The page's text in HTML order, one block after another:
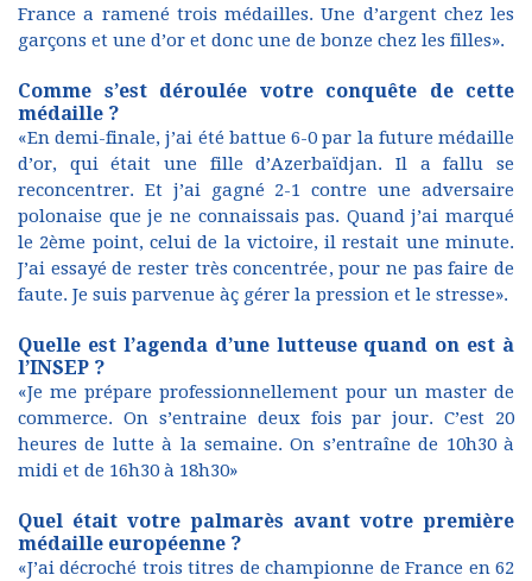
France a ramené trois médailles. Une d’argent chez les
garçons et une d’or et donc une de bonze chez les filles».
Comme s’est déroulée votre conquête de cette
médaille ?
«En demi-finale, j’ai été battue 6-0 par la future médaille
d’or, qui était une fille d’Azerbaïdjan. Il a fallu se
reconcentrer. Et j’ai gagné 2-1 contre une adversaire
polonaise que je ne connaissais pas. Quand j’ai marqué
le 2ème point, celui de la victoire, il restait une minute.
J’ai essayé de rester très concentrée, pour ne pas faire de
faute. Je suis parvenue àç gérer la pression et le stresse».
Quelle est l’agenda d’une lutteuse quand on est à
l’INSEP ?
«Je me prépare professionnellement pour un master de
commerce. On s’entraine deux fois par jour. C’est 20
heures de lutte à la semaine. On s’entraîne de 10h30 à
midi et de 16h30 à 18h30»
Quel était votre palmarès avant votre première
médaille européenne ?
«J’ai décroché trois titres de championne de France en 62